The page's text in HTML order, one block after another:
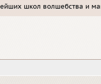
школ волшебства и